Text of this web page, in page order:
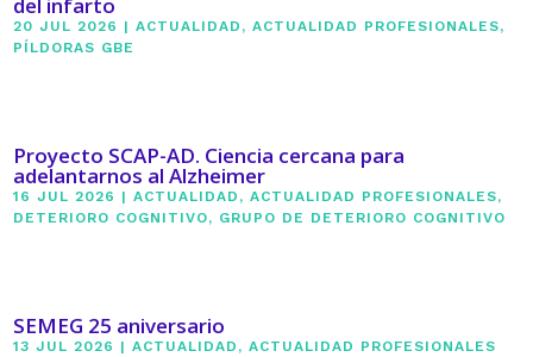
del infarto
20 JUL 2026 |ACTUALIDAD ,ACTUALIDAD PROFESIONALES,
PÍLDORAS GBE
Proyecto SCAP-AD. Ciencia cercana para
adelantarnos al Alzheimer
16 JUL 2026 |ACTUALIDAD ,ACTUALIDAD PROFESIONALES,
DETERIORO COGNITIVO, GRUPO DE DETERIORO COGNITIVO
SEMEG 25 aniversario
13 JUL 2026 |ACTUALIDAD ,ACTUALIDAD PROFESIONALES